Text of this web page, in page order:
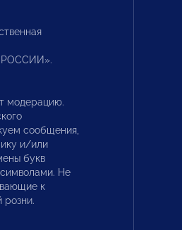
РОССИИ».
модерацию.
сообщения,
и/или
букв
Не
к
розни.